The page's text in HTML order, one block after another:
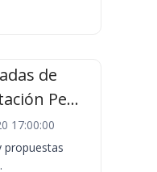
de
Pe...
17:00:00
propuestas